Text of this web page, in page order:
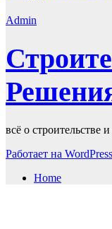
Admin
всё о строительстве
Работает на WordPress
Home